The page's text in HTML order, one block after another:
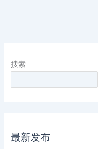
搜索
最新发布